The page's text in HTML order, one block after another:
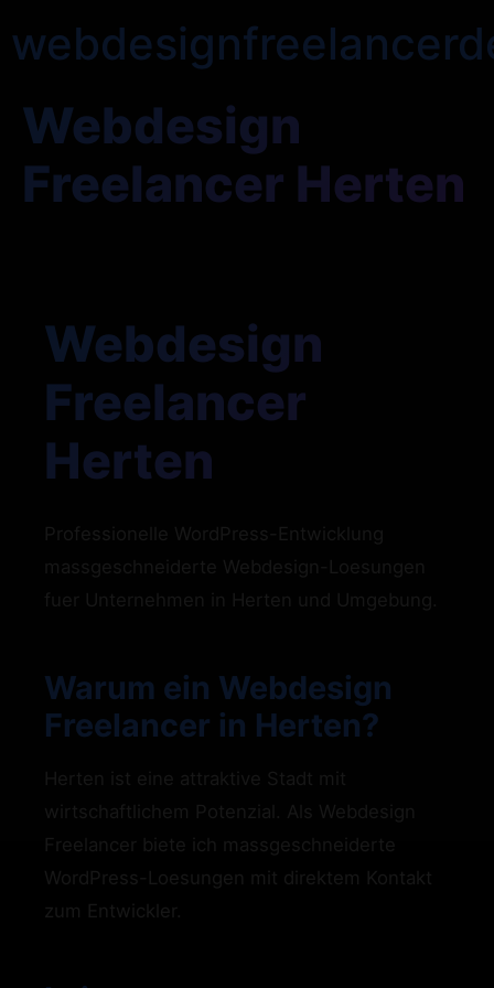
Webdesign
Freelancer Herten
Webdesign
Freelancer
Herten
Warum ein Webdesign
Freelancer in Herten?